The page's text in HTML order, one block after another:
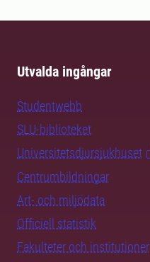
Utvalda ingångar
Studentwebb
SLU-biblioteket
Universitetsdjursjukhuset
Centrumbildningar
Art- och miljödata
Officiell statistik
Fakulteter och institutioner